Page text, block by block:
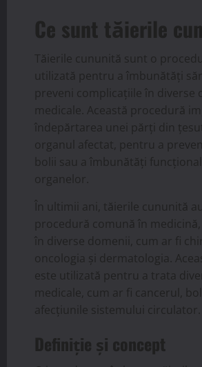
Ce sunt tăierile
Tăierile cununită sunt o
utilizată pentru a îmbunătăți
preveni complicațiile în diverse
medicale. Această procedură
îndepărtarea unei părți din
organul afectat, pentru a
bolii sau a îmbunătăți
organelor.
În ultimii ani, tăierile cununită
procedură comună în
în diverse domenii, cum ar fi
oncologia și dermatologia.
este utilizată pentru a trata
medicale, cum ar fi cancerul,
afecțiunile sistemului circulator.
Definiție și concept